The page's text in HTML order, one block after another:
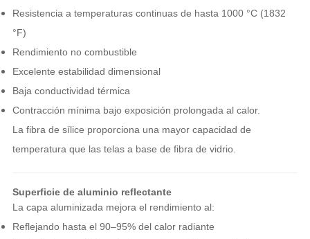
Resistencia a temperaturas continuas de hasta 1000 °C (1832
°F)
Rendimiento no combustible
Excelente estabilidad dimensional
Baja conductividad térmica
Contracción mínima bajo exposición prolongada al calor.
La fibra de sílice proporciona una mayor capacidad de
temperatura que las telas a base de fibra de vidrio.
Superficie de aluminio reflectante
La capa aluminizada mejora el rendimiento al:
Reflejando hasta el 90–95% del calor radiante